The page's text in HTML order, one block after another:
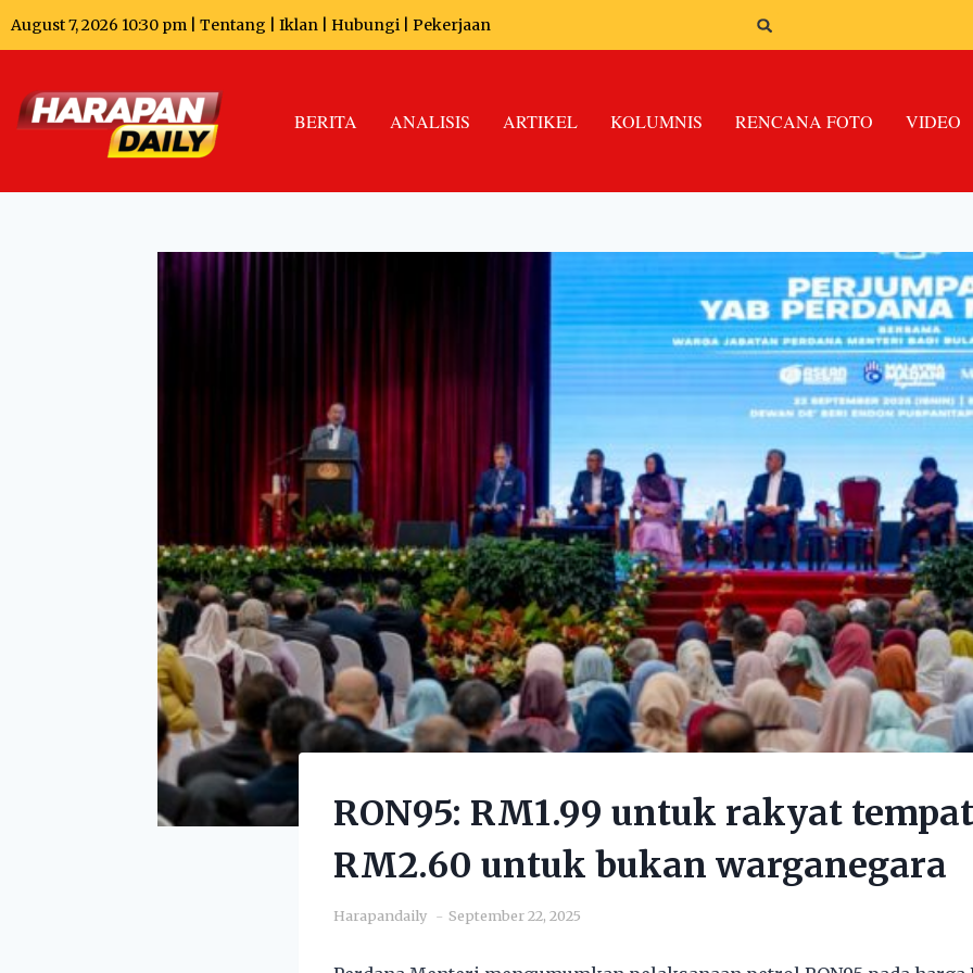
August 7, 2026 10:30 pm | Tentang Iklan Hubungi Pekerjaan
BERITA ANALISIS ARTIKEL KOLUMNIS RENCANA FOTO VIDEO
RON95: RM1.99 untuk rakyat
RM2.60 untuk bukan warganegara
Harapandaily September 22, 2025